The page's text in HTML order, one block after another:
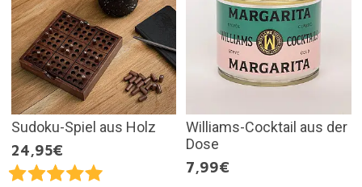
Sudoku-Spiel aus Holz
24,95€
Williams-Cocktail aus der
Dose
7,99€